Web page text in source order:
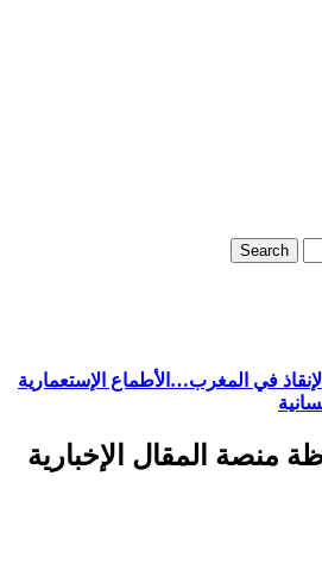
Search
في المغرب…الأطماع الإستعمارية
منصة المقال الإخبارية